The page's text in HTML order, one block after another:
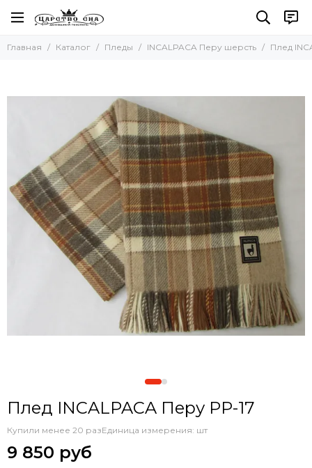
Пледы
Главная Каталог Пледы INCALPACA Перу шерсть Плед
Плед INCALPACA Перу РР-17
Купили менее 20 разЕдиница измерения: шт
9 850 руб